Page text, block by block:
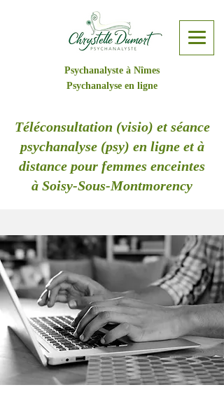
Psychanalyste à Nîmes
Psychanalyse en ligne
Téléconsultation (visio) et séance
psychanalyse (psy) en ligne et à
distance pour femmes enceintes
à Soisy-Sous-Montmorency